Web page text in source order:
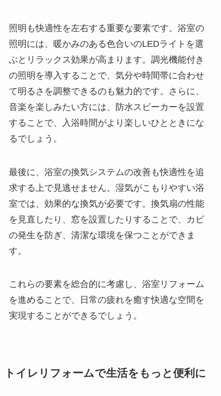
照明も快適性を左右する重要な要素です。浴室の
照明には、暖かみのある色合いのLEDライトを選
ぶとリラックス効果が高まります。調光機能付き
の照明を導入することで、気分や時間帯に合わせ
て明るさを調整できるのも魅力的です。さらに、
音楽を楽しみたい方には、防水スピーカーを設置
することで、入浴時間がより楽しいひとときにな
るでしょう。
最後に、浴室の換気システムの改善も快適性を追
求する上で見逃せません。湿気がこもりやすい浴
室では、効果的な換気が必要です。換気扇の性能
を見直したり、窓を設置したりすることで、カビ
の発生を防ぎ、清潔な環境を保つことができま
す。
これらの要素を総合的に考慮し、浴室リフォーム
を進めることで、日常の疲れを癒す快適な空間を
実現することができるでしょう。
トイレリフォームで生活をもっと便利に